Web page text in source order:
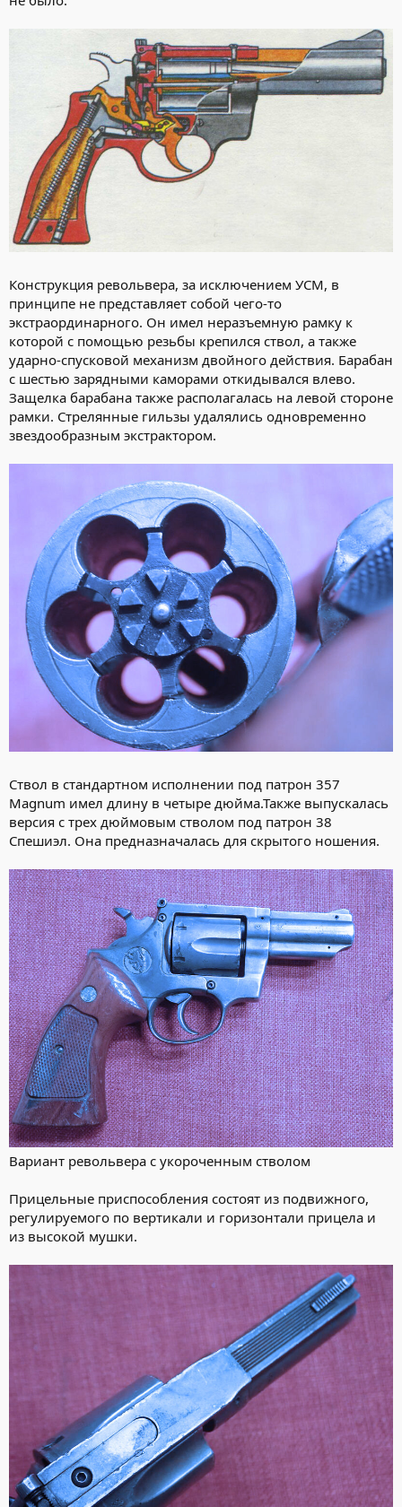
Конструкция револьвера, за исключением УСМ, в
принципе не представляет собой чего-то
экстраординарного. Он имел неразъемную рамку к
которой с помощью резьбы крепился ствол, а также
ударно-спусковой механизм двойного действия. Барабан
с шестью зарядными каморами откидывался влево.
Защелка барабана также располагалась на левой стороне
рамки. Стрелянные гильзы удалялись одновременно
звездообразным экстрактором.
Ствол в стандартном исполнении под патрон 357
Magnum имел длину в четыре дюйма.Также выпускалась
версия с трех дюймовым стволом под патрон 38
Спешиэл. Она предназначалась для скрытого ношения.
Вариант револьвера с укороченным стволом
Прицельные приспособления состоят из подвижного,
регулируемого по вертикали и горизонтали прицела и
из высокой мушки.